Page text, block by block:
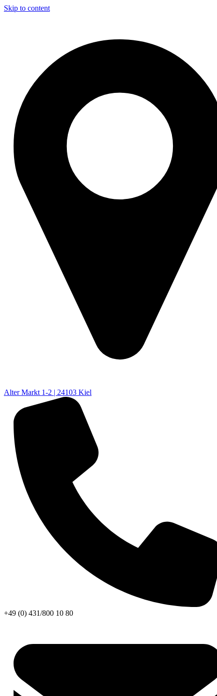
Skip to content
Alter Markt 1-2 | 24103 Kiel
+49 (0) 431/800 10 80